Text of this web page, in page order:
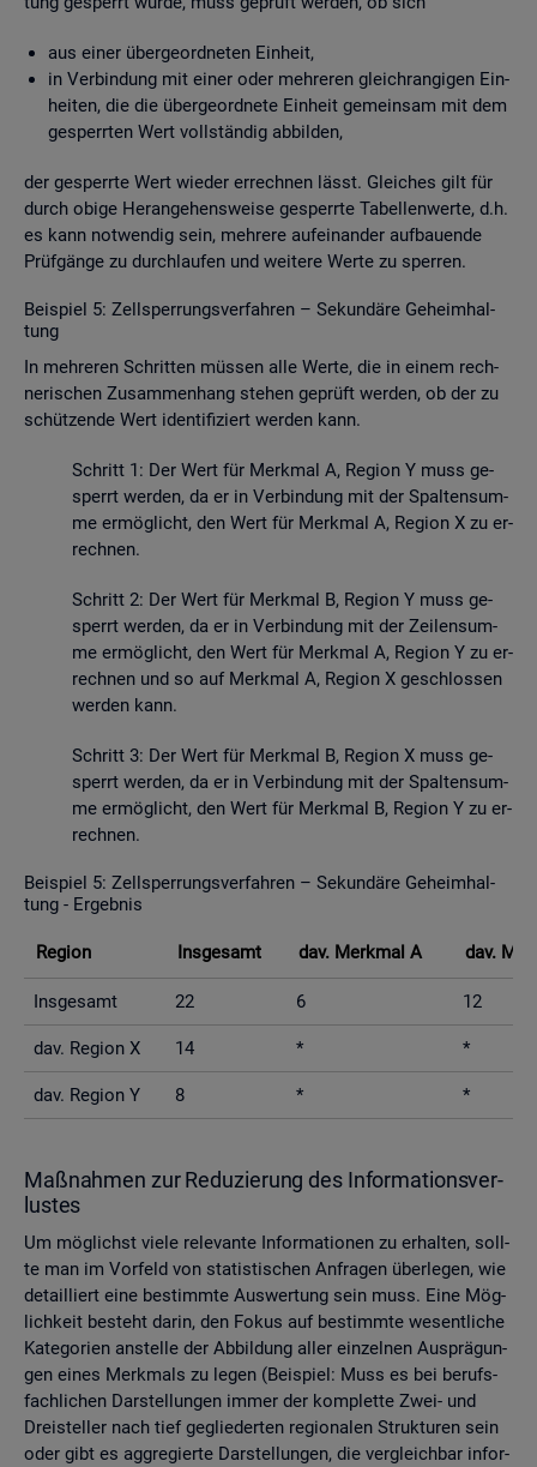
aus einer über­ge­ord­ne­ten Ein­heit,
in Ver­bin­dung mit einer oder meh­re­ren gleich­ran­gi­gen Ein­
hei­ten, die die über­ge­ord­ne­te Ein­heit ge­mein­sam mit dem
ge­sperr­ten Wert voll­stän­dig ab­bil­den,
der ge­sperr­te Wert wie­der er­rech­nen lässt. Glei­ches gilt für
durch obige Her­an­ge­hens­wei­se ge­sperr­te Ta­bel­len­wer­te, d.h.
es kann not­wen­dig sein, meh­re­re auf­ein­an­der auf­bau­en­de
Prüf­gän­ge zu durch­lau­fen und wei­te­re Werte zu sper­ren.
Bei­spiel 5: Zell­sper­rungs­ver­fah­ren – Se­kun­dä­re Ge­heim­hal­
tung
In meh­re­ren Schrit­ten müs­sen alle Werte, die in einem rech­
ne­ri­schen Zu­sam­men­hang ste­hen ge­prüft wer­den, ob der zu
schüt­zen­de Wert iden­ti­fi­ziert wer­den kann.
Schritt 1: Der Wert für Merk­mal A, Re­gi­on Y muss ge­
sperrt wer­den, da er in Ver­bin­dung mit der Spal­ten­sum­
me er­mög­licht, den Wert für Merk­mal A, Re­gi­on X zu er­
rech­nen.
Schritt 2: Der Wert für Merk­mal B, Re­gi­on Y muss ge­
sperrt wer­den, da er in Ver­bin­dung mit der Zei­len­sum­
me er­mög­licht, den Wert für Merk­mal A, Re­gi­on Y zu er­
rech­nen und so auf Merk­mal A, Re­gi­on X ge­schlos­sen
wer­den kann.
Schritt 3: Der Wert für Merk­mal B, Re­gi­on X muss ge­
sperrt wer­den, da er in Ver­bin­dung mit der Spal­ten­sum­
me er­mög­licht, den Wert für Merk­mal B, Re­gi­on Y zu er­
rech­nen.
Bei­spiel 5: Zell­sper­rungs­ver­fah­ren – Se­kun­dä­re Ge­heim­hal­
tung - Er­geb­nis
Re­gi­on Ins­ge­samt dav. Merk­mal A dav.
Ins­ge­samt 22 6 12
dav. Re­gi­on X 14 * *
dav. Re­gi­on Y 8 * *
Maß­nah­men zur Re­du­zie­rung des In­for­ma­ti­ons­ver­
lus­tes
Um mög­lichst viele re­le­van­te In­for­ma­tio­nen zu er­hal­ten, soll­
te man im Vor­feld von sta­tis­ti­schen An­fra­gen über­le­gen, wie
de­tail­liert eine be­stimm­te Aus­wer­tung sein muss. Eine Mög­
lich­keit be­steht darin, den Fokus auf be­stimm­te we­sent­li­che
Ka­te­go­ri­en an­stel­le der Ab­bil­dung aller ein­zel­nen Aus­prä­gun­
gen eines Merk­mals zu legen (Bei­spiel: Muss es bei be­rufs­
fach­li­chen Dar­stel­lun­gen immer der kom­plet­te Zwei- und
Drei­stel­ler nach tief ge­glie­der­ten re­gio­na­len Struk­tu­ren sein
oder gibt es agg­re­gier­te Dar­stel­lun­gen, die ver­gleich­bar in­for­